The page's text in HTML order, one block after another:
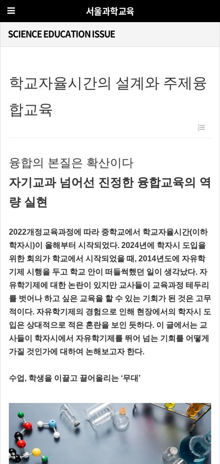
서울과학교육
SCIENCE EDUCATION ISSUE
학교자율시간의 설계와 주제융
합교육
융합의 본질은 확산이다
자기교과 넘어선 진정한 융합교육의 역
량 실현
2022개정교육과정에 따라 중학교에서 학교자율시간(이하
학자시)이 올해부터 시작되었다. 2024년에 학자시 도입을
위한 회의가 학교에서 시작되었을 때, 2014년도에 자유학
기제 시행을 두고 학교 안이 떠들썩했던 일이 생각났다. 자
유학기제에 대한 논란이 있지만 교사들이 교육과정 테두리
를 벗어나 하고 싶은 교육을 할 수 있는 기회가 된 것은 고무
적이다. 자유학기제의 경험으로 인해 현장에서의 학자시 도
입은 상대적으로 적은 혼란을 보인 듯하다. 이 글에서는 교
사들이 학자시에서 자유학기제를 뛰어 넘는 기회를 어떻게
가질 것인가에 대하여 논해보고자 한다.
수업, 학생을 이끌고 끌어올리는 ‘무대’